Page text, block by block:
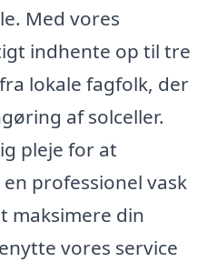
Med vores
indhente op til tre
lokale fagfolk, der
af solceller.
pleje for at
professionel vask
maksimere din
vores service